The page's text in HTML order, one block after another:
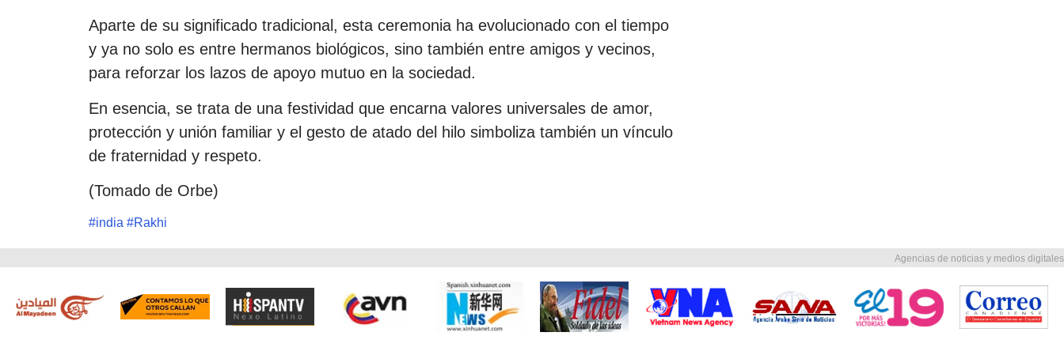
Aparte de su significado tradicional, esta ceremonia ha evolucionado con el tiempo
y ya no solo es entre hermanos biológicos, sino también entre amigos y vecinos,
para reforzar los lazos de apoyo mutuo en la sociedad.
En esencia, se trata de una festividad que encarna valores universales de amor,
protección y unión familiar y el gesto de atado del hilo simboliza también un vínculo
de fraternidad y respeto.
(Tomado de Orbe)
#india #Rakhi
Agencias de noticias y medios digitales